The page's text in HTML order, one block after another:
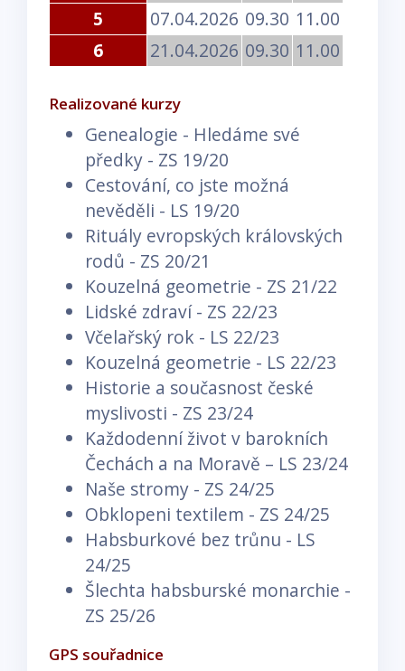
5
07.04.2026 09.30 11.00
6
21.04.2026 09.30 11.00
Realizované kurzy
Genealogie - Hledáme své
předky - ZS 19/20
Cestování, co jste možná
nevěděli - LS 19/20
Rituály evropských královských
rodů - ZS 20/21
Kouzelná geometrie - ZS 21/22
Lidské zdraví - ZS 22/23
Včelařský rok - LS 22/23
Kouzelná geometrie - LS 22/23
Historie a současnost české
myslivosti - ZS 23/24
Každodenní život v barokních
Čechách a na Moravě – LS 23/24
Naše stromy - ZS 24/25
Obklopeni textilem - ZS 24/25
Habsburkové bez trůnu - LS
24/25
Šlechta habsburské monarchie -
ZS 25/26
GPS souřadnice